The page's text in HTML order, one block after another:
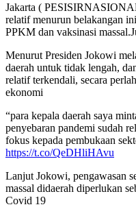
Jakarta (
relatif menurun belakangan
PPKM dan vaksinasi
Menurut Presiden Jokowi
daerah untuk tidak lengah,
relatif terkendali, secara
ekonomi
“para kepala daerah saya
penyebaran pandemi sudah
fokus kepada pembukaan
https://t.co/QeDHliHAvu
Lanjut Jokowi, pengawasan
massal didaerah diperlukan
Covid 19